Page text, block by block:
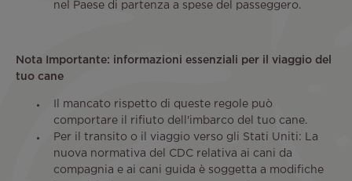
nel Paese di partenza a spese del passeggero.
Nota Importante: informazioni essenziali per il viaggio del
tuo cane
Il mancato rispetto di queste regole può
comportare il rifiuto dell'imbarco del tuo cane.
Per il transito o il viaggio verso gli Stati Uniti: La
nuova normativa del CDC relativa ai cani da
compagnia e ai cani guida è soggetta a modifiche